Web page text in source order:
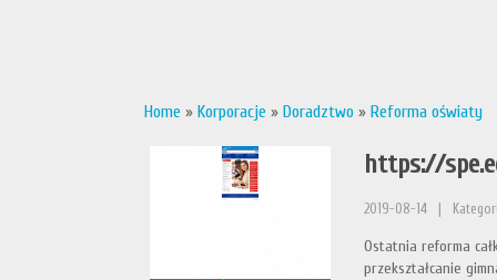
Home » Korporacje » Doradztwo » Reforma oświaty
https://
2019-08-14
Ostatnia reforma
przekształcanie